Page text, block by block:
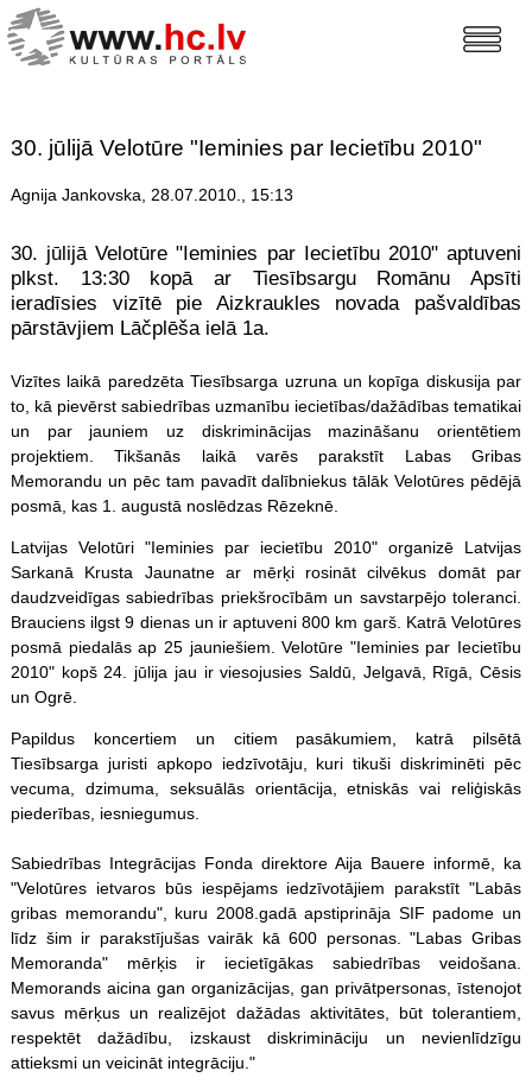
30. jūlijā Velotūre "Ieminies par Iecietību 2010"
Agnija Jankovska, 28.07.2010., 15:13
30. jūlijā Velotūre "Ieminies par Iecietību 2010" aptuveni
plkst. 13:30 kopā ar Tiesībsargu Romānu Apsīti
ieradīsies vizītē pie Aizkraukles novada pašvaldības
pārstāvjiem Lāčplēša ielā 1a.
Vizītes laikā paredzēta Tiesībsarga uzruna un kopīga diskusija par
to, kā pievērst sabiedrības uzmanību iecietības/dažādības tematikai
un par jauniem uz diskriminācijas mazināšanu orientētiem
projektiem. Tikšanās laikā varēs parakstīt Labas Gribas
Memorandu un pēc tam pavadīt dalībniekus tālāk Velotūres pēdējā
posmā, kas 1. augustā noslēdzas Rēzeknē.
Latvijas Velotūri "Ieminies par iecietību 2010" organizē Latvijas
Sarkanā Krusta Jaunatne ar mērķi rosināt cilvēkus domāt par
daudzveidīgas sabiedrības priekšrocībām un savstarpējo toleranci.
Brauciens ilgst 9 dienas un ir aptuveni 800 km garš. Katrā Velotūres
posmā piedalās ap 25 jauniešiem. Velotūre "Ieminies par Iecietību
2010" kopš 24. jūlija jau ir viesojusies Saldū, Jelgavā, Rīgā, Cēsis
un Ogrē.
Papildus koncertiem un citiem pasākumiem, katrā pilsētā
Tiesībsarga juristi apkopo iedzīvotāju, kuri tikuši diskriminēti pēc
vecuma, dzimuma, seksuālās orientācija, etniskās vai reliģiskās
piederības, iesniegumus.
Sabiedrības Integrācijas Fonda direktore Aija Bauere informē, ka
"Velotūres ietvaros būs iespējams iedzīvotājiem parakstīt "Labās
gribas memorandu", kuru 2008.gadā apstiprināja SIF padome un
līdz šim ir parakstījušas vairāk kā 600 personas. "Labas Gribas
Memoranda" mērķis ir iecietīgākas sabiedrības veidošana.
Memorands aicina gan organizācijas, gan privātpersonas, īstenojot
savus mērķus un realizējot dažādas aktivitātes, būt tolerantiem,
respektēt dažādību, izskaust diskrimināciju un nevienlīdzīgu
attieksmi un veicināt integrāciju."